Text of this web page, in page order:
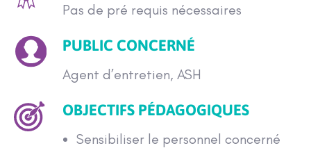
Pas de pré requis nécessaires
PUBLIC CONCERNÉ
Agent d’entretien, ASH
OBJECTIFS PÉDAGOGIQUES
Sensibiliser le personnel concerné